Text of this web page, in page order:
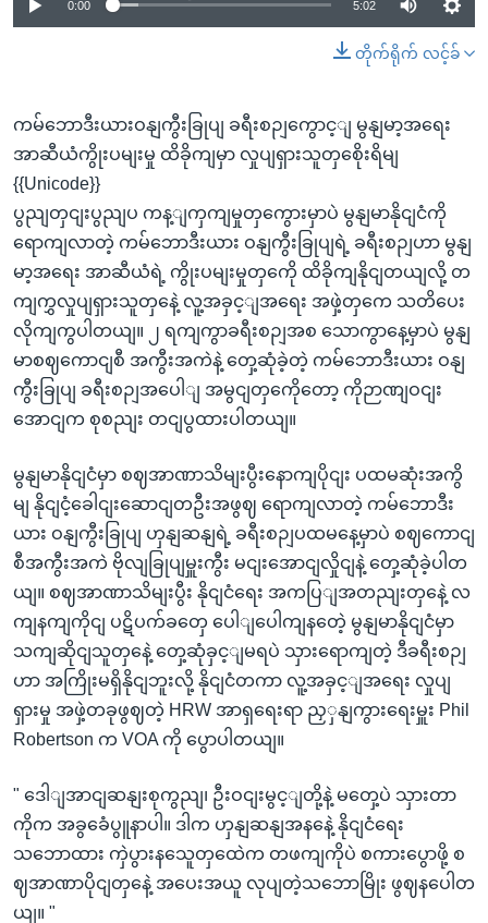
0:00 5:02
တိုက်ရိုက် လင့်ခ်
ကမ်ဘောဒီးယားဝနျကွီးခြုပျ ခရီးစဉျကွောင့ျ မွနျမာ့အရေး
အာဆီယံကွိုးပမျးမှု ထိခိုကျမှာ လှုပျရှားသူတှစေိုးရိမျ
{{Unicode}}
ပွညျတှငျးပွညျပ ကန့ျကှကျမှုတှကွေားမှာပဲ မွနျမာနိုငျငံကို
ရောကျလာတဲ့ ကမ်ဘောဒီးယား ဝနျကွီးခြုပျရဲ့ ခရီးစဉျဟာ မွနျ
မာ့အရေး အာဆီယံရဲ့ ကွိုးပမျးမှုတှကေို ထိခိုကျနိုငျတယျလို့ တ
ကျကွှလှုပျရှားသူတှနေဲ့ လူ့အခှင့ျအရေး အဖှဲ့တှကေ သတိပေး
လိုကျကွပါတယျ။ ၂ ရကျကွာခရီးစဉျအစ သောကွာနေ့မှာပဲ မွနျ
မာစဈကောငျစီ အကွီးအကဲနဲ့ တှေ့ဆုံခဲ့တဲ့ ကမ်ဘောဒီးယား ဝနျ
ကွီးခြုပျ ခရီးစဉျအပေါျ အမွငျတှကေိုတော့ ကိုဉာဏျဝငျး
အောငျက စုစညျး တငျပွထားပါတယျ။
မွနျမာနိုငျငံမှာ စဈအာဏာသိမျးပွီးနောကျပိုငျး ပထမဆုံးအကွိ
မျ နိုငျငံ့ခေါငျးဆောငျတဦးအဖွဈ ရောကျလာတဲ့ ကမ်ဘောဒီး
ယား ဝနျကွီးခြုပျ ဟှနျဆနျရဲ့ ခရီးစဉျပထမနေ့မှာပဲ စဈကောငျ
စီအကွီးအကဲ ဗိုလျခြုပျမှူးကွီး မငျးအောငျလှိုငျနဲ့ တှေ့ဆုံခဲ့ပါတ
ယျ။ စဈအာဏာသိမျးပွီး နိုငျငံရေး အကပြျအတညျးတှနေဲ့ လ
ကျနကျကိုငျ ပဋိပက်ခတှေ ပေါျပေါကျနတေဲ့ မွနျမာနိုငျငံမှာ
သကျဆိုငျသူတှနေဲ့ တှေ့ဆုံခှင့ျမရပဲ သှားရောကျတဲ့ ဒီခရီးစဉျ
ဟာ အကြိုးမရှိနိုငျဘူးလို့ နိုငျငံတကာ လူ့အခှင့ျအရေး လှုပျ
ရှားမှု အဖှဲ့တခုဖွဈတဲ့ HRW အာရှရေးရာ ညှှနျကွားရေးမှူး Phil
Robertson က VOA ကို ပွောပါတယျ။
" ဒေါျအာငျဆနျးစုကွညျ၊ ဦးဝငျးမွင့ျတို့နဲ့ မတှေ့ပဲ သှားတာ
ကိုက အခွခေံပွူနာပါ။ ဒါက ဟှနျဆနျအနနေဲ့ နိုငျငံရေး
သဘောထား ကှဲပွားနသေူတှထေဲက တဖကျကိုပဲ စကားပွောဖို့ စ
ဈအာဏာပိုငျတှနေဲ့ အပေးအယူ လုပျတဲ့သဘောမြိုး ဖွဈနပေါတ
ယျ။ "